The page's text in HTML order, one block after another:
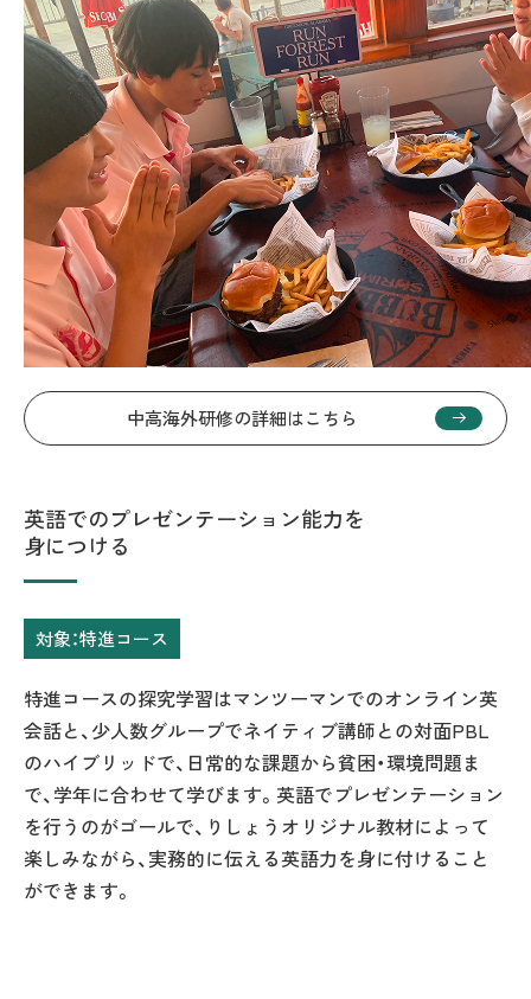
中高海外研修の詳細はこちら
英語でのプレゼンテーション能力を
身につける
対象：特進コース
特進コースの探究学習はマンツーマンでのオンライン英
会話と、少人数グループでネイティブ講師との対面PBL
のハイブリッドで、日常的な課題から貧困・環境問題ま
で、学年に合わせて学びます。英語でプレゼンテーション
を行うのがゴールで、りしょうオリジナル教材によって
楽しみながら、実務的に伝える英語力を身に付けること
ができます。